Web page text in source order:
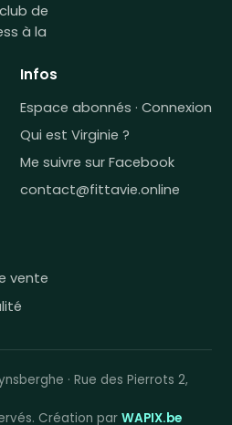
de
à la
Infos
Espace abonnés · Connexion
Qui est Virginie ?
Me suivre sur Facebook
contact@fittavie.online
vente
· Rue des Pierrots 2,
Création par WAPIX.be